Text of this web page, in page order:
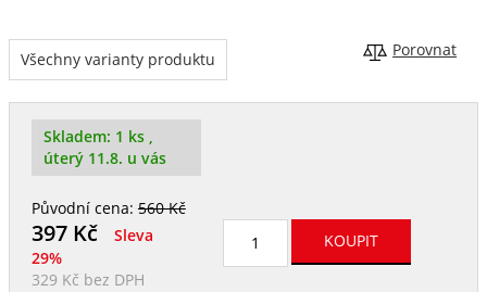
Porovnat
Všechny varianty produktu
Skladem: 1 ks ,
úterý 11.8. u vás
Původní cena:560 Kč
397Kč
Sleva
29%
329 Kč bez DPH